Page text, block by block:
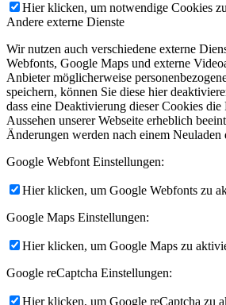
Hier klicken, um notwendige Cookies
Andere externe Dienste
Wir nutzen auch verschiedene externe
Webfonts, Google Maps und externe
Anbieter möglicherweise
speichern, können Sie diese hier
dass eine Deaktivierung dieser Cookies
Aussehen unserer Webseite erheblich
Änderungen werden nach einem Neuladen
Google Webfont Einstellungen:
Hier klicken, um Google Webfonts zu
Google Maps Einstellungen:
Hier klicken, um Google Maps zu
Google reCaptcha Einstellungen:
Hier klicken, um Google reCaptcha zu